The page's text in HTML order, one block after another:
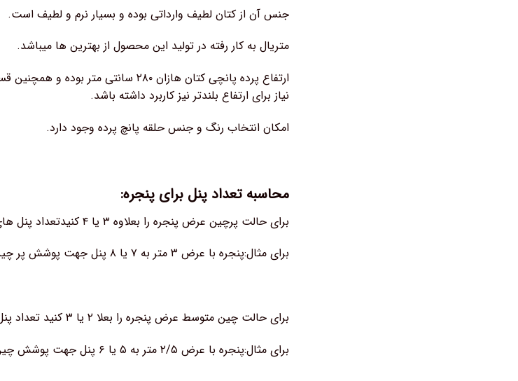
جنس آن از کتان لطیف وارداتی بوده و بسیار نرم و لطیف است.
متریال به کار رفته در تولید این محصول از بهترین ها میباشد.
نیاز برای ارتفاع بلندتر نیز کاربرد داشته باشد.
امکان انتخاب رنگ و جنس حلقه پانچ پرده وجود دارد.
محاسبه تعداد پنل برای پنجره:
برای حالت پرچین عرض پنجره را بعلاوه ۳ یا ۴ کنیدتعداد پنل های مورد نیاز مشخص میشود (برای پنجره بالای ۳ متر مناسب است)
برای مثال:پنجره با عرض ۳ متر به ۷ یا ۸ پنل جهت پوشش پر چین نیاز دارد.
برای حالت چین متوسط عرض پنجره را بعلا ۲ یا ۳ کنید تعداد پنل های مورد نیاز مشخص میشود.
برای مثال:پنجره با عرض ۲/۵ متر به ۵ یا ۶ پنل جهت پوشش چین متوسط نیاز دارد.